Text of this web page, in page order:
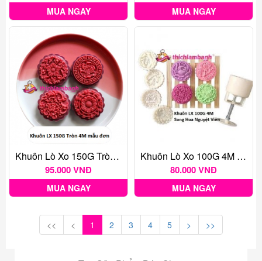
MUA NGAY MUA NGAY
Khuôn Lò Xo 150G Tròn 4M Mẫu Đơn
95.000 VNĐ
MUA NGAY
Khuôn Lò Xo 100G 4M Song Hoa Nguyệt Viên
80.000 VNĐ
MUA NGAY
<< < 1 2 3 4 5 > >>